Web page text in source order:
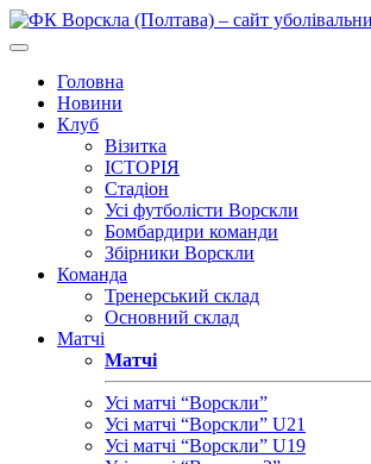
Головна
Новини
Клуб
Візитка
ІСТОРІЯ
Стадіон
Усі футболісти Ворскли
Бомбардири команди
Збірники Ворскли
Команда
Тренерський склад
Основний склад
Матчі
Матчі
Усі матчі “Ворскли”
Усі матчі “Ворскли” U21
Усі матчі “Ворскли” U19